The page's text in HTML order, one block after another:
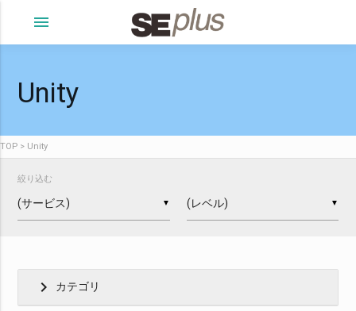
menu
Unity
TOP Unity
絞り込む
▼ ▼
chevron_right カテゴリ